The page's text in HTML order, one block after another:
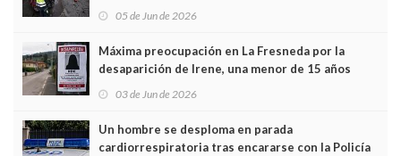
frontal
05 de Jun de 2026
Máxima preocupación en La Fresneda por la
desaparición de Irene, una menor de 15 años
03 de Jun de 2026
Un hombre se desploma en parada
cardiorrespiratoria tras encararse con la Policía